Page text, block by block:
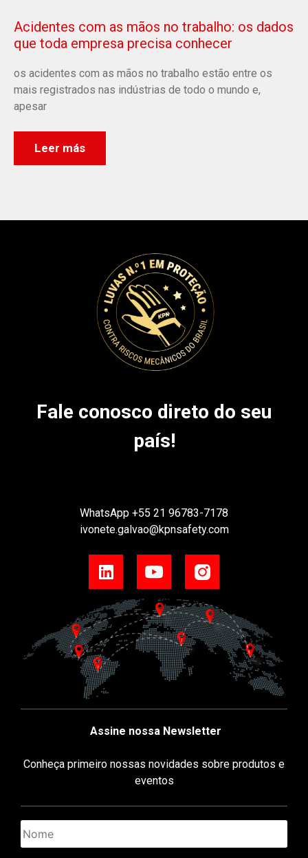
Acidentes com as mãos no trabalho: os dados
que toda empresa precisa conhecer
os acidentes com as mãos no trabalho estão entre os
mais registrados nas indústrias de todo o mundo e,
apesar
Leer más
Fale conosco direto do seu
país!
WhatsApp +55 21 96783-7178
ivonete.galvao@kpnsafety.com
Assine nossa Newsletter
Conheça primeiro nossas novidades sobre produtos e
eventos